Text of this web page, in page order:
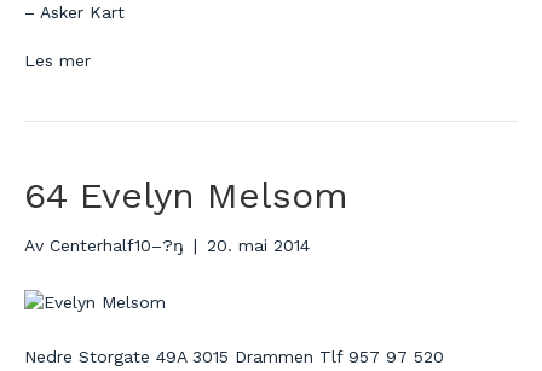
– Asker Kart
Les mer
64 Evelyn Melsom
Av Centerhalf10–?ŋ | 20. mai 2014
Nedre Storgate 49A 3015 Drammen Tlf 957 97 520